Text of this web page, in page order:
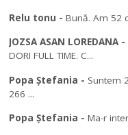
Relu tonu -Bună. Am 52
JOZSA ASAN LOREDANA-
DORI FULL TIME. C...
Popa Ștefania - Suntem
266 ...
Popa Ștefania -Ma-r